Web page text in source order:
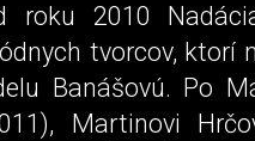
roku 2010
tvorcov, ktorí
Banášovú. Po
Martinovi